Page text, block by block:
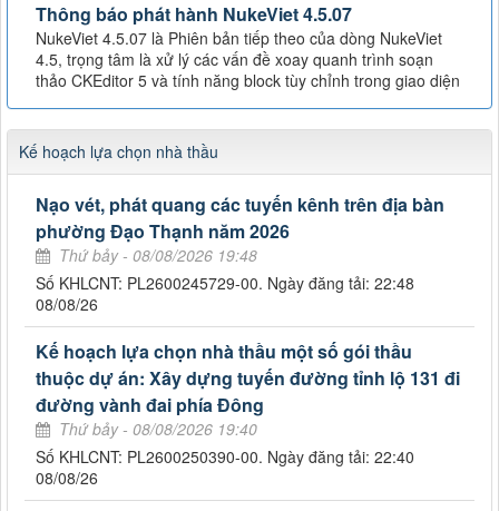
Thông báo phát hành NukeViet 4.5.07
NukeViet 4.5.07 là Phiên bản tiếp theo của dòng NukeViet
4.5, trọng tâm là xử lý các vấn đề xoay quanh trình soạn
thảo CKEditor 5 và tính năng block tùy chỉnh trong giao diện
Kế hoạch lựa chọn nhà thầu
Nạo vét, phát quang các tuyến kênh trên địa bàn
phường Đạo Thạnh năm 2026
Thứ bảy - 08/08/2026 19:48
Số KHLCNT: PL2600245729-00. Ngày đăng tải: 22:48
08/08/26
Kế hoạch lựa chọn nhà thầu một số gói thầu
thuộc dự án: Xây dựng tuyến đường tỉnh lộ 131 đi
đường vành đai phía Đông
Thứ bảy - 08/08/2026 19:40
Số KHLCNT: PL2600250390-00. Ngày đăng tải: 22:40
08/08/26